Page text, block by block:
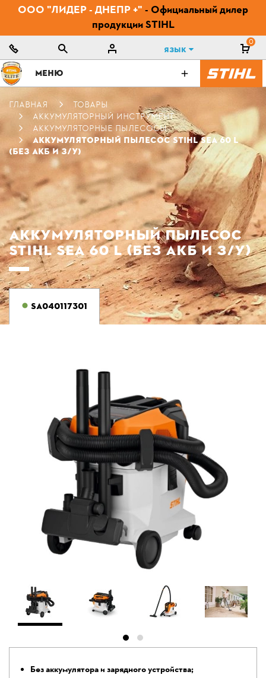
ООО "ЛИДЕР - ДНЕПР +" - Официальный дилер
продукции STIHL
Язык
0
МЕНЮ
ГЛАВНАЯ
ТОВАРЫ
АККУМУЛЯТОРНЫЙ ИНСТРУМЕНТ
АККУМУЛЯТОРНЫЕ ПЫЛЕСОСЫ
АККУМУЛЯТОРНЫЙ ПЫЛЕСОС STIHL SEA 60 L
(БЕЗ АКБ И З/У)
АККУМУЛЯТОРНЫЙ ПЫЛЕСОС
STIHL SEA 60 L (БЕЗ АКБ И З/У)
SA040117301
Без аккумулятора и зарядного устройства;